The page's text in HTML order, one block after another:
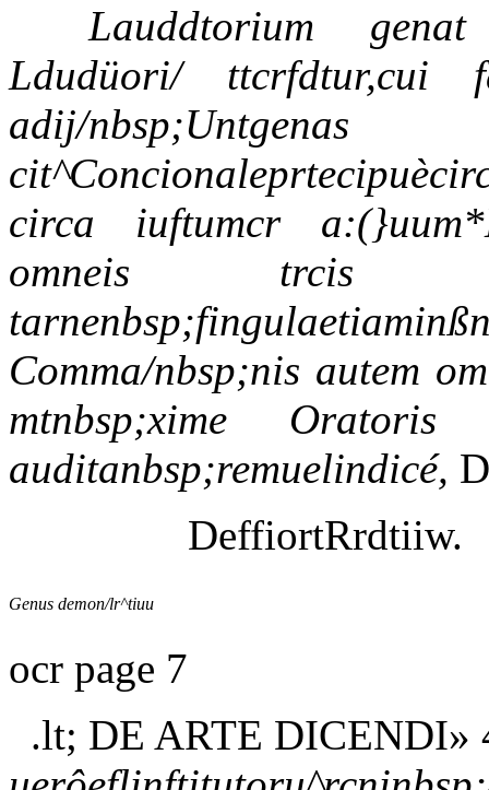
Lauddtorium
Ldudüori/ ttcrfdtur,cui
adij/
circa iuftumcr
omneis trcis
Comma/nbsp;nis autem
mtnbsp;xime
auditanbsp;remuelindicé,
DeffiortRrdtiiw.
Genus demon/lr^tiuu
ocr page 7
.lt; DE ARTE